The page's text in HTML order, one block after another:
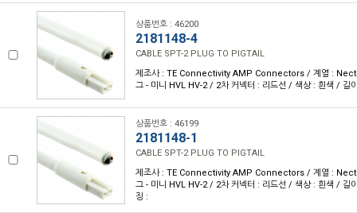
상품번호 : 46200
2181148-4
CABLE SPT-2 PLUG TO PIGTAIL
제조사 : TE Connectivity AMP Connectors / 계열 :
그 - 미니 HVL HV-2 / 2차 커넥터 : 리드선 / 색상 : 흰색 /
상품번호 : 46199
2181148-1
CABLE SPT-2 PLUG TO PIGTAIL
제조사 : TE Connectivity AMP Connectors / 계열 :
그 - 미니 HVL HV-2 / 2차 커넥터 : 리드선 / 색상 : 흰색 /
징 :